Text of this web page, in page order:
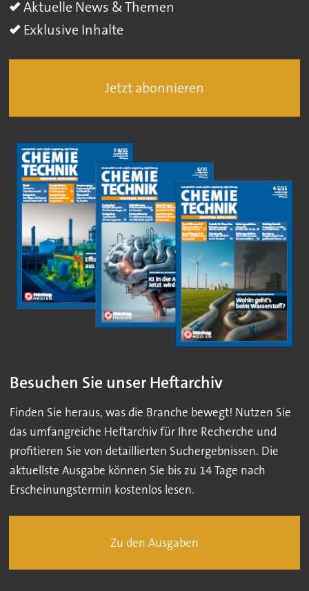
Aktuelle News & Themen
Exklusive Inhalte
Jetzt abonnieren
Besuchen Sie unser Heftarchiv
Finden Sie heraus, was die Branche bewegt! Nutzen Sie
das umfangreiche Heftarchiv für Ihre Recherche und
profitieren Sie von detaillierten Suchergebnissen. Die
aktuellste Ausgabe können Sie bis zu 14 Tage nach
Erscheinungstermin kostenlos lesen.
Zu den Ausgaben